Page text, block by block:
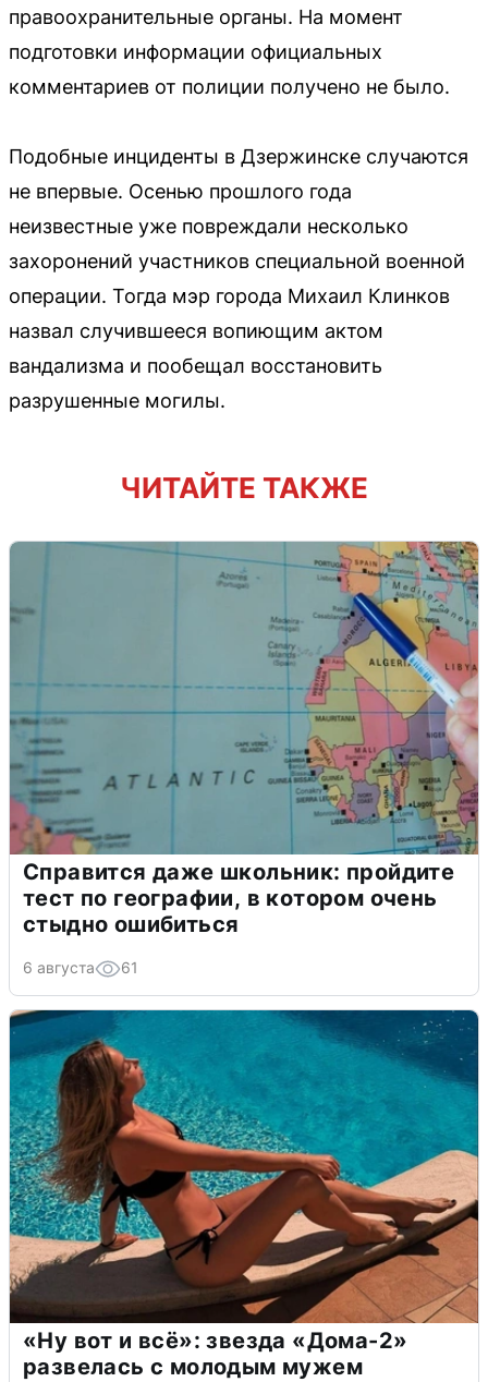
правоохранительные органы. На момент
подготовки информации официальных
комментариев от полиции получено не было.
Подобные инциденты в Дзержинске случаются
не впервые. Осенью прошлого года
неизвестные уже повреждали несколько
захоронений участников специальной военной
операции. Тогда мэр города Михаил Клинков
назвал случившееся вопиющим актом
вандализма и пообещал восстановить
разрушенные могилы.
ЧИТАЙТЕ ТАКЖЕ
Справится даже школьник: пройдите
тест по географии, в котором очень
стыдно ошибиться
6 августа 61
«Ну вот и всё»: звезда «Дома-2»
развелась с молодым мужем